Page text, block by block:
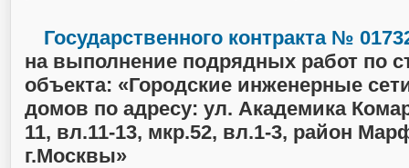
Государственного контракта №
на выполнение подрядных работ по
объекта: «Городские инженерные
домов по адресу: ул. Академика
11, вл.11-13, мкр.52, вл.1-3, район
г.Москвы»